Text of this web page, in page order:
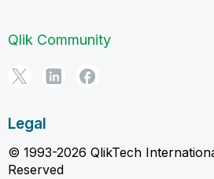
Qlik Community
Legal
© 1993-2026 QlikTech
Reserved